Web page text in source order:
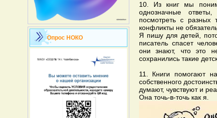
Опрос НОКО
10. Из книг мы
однозначные
посмотреть с разных
конфликты не
Я пишу для детей,
писатель спасет
они знают, что это
сохранились такие
11. Книги помогают
собственного
думают, чувствуют и
Она точь-в-точь как я.